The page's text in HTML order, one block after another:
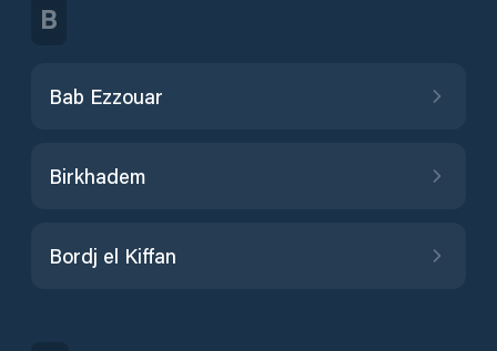
B
Bab Ezzouar
Birkhadem
Bordj el Kiffan